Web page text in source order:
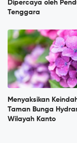
Dipercaya oleh
Tenggara
Menyaksikan
Taman Bunga
Wilayah Kanto